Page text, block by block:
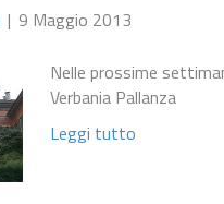
| 9 Maggio 2013
Nelle prossime
Verbania Pallanza
Leggi tutto